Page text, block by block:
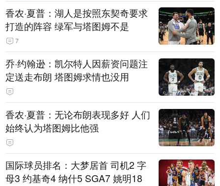
香农·夏普：湖人是按照东契奇要求
打造的阵容 绿军与塔图姆不是
7
乔·约翰逊：凯尔特人因薪资问题注
定送走布朗 塔图姆求情也没用
香农·夏普：无论布朗表现多好 人们
始终认为塔图姆比他强
国际球员排名：大梦居首 司机2 字
母3 约基奇4 纳什5 SGA7 姚明18